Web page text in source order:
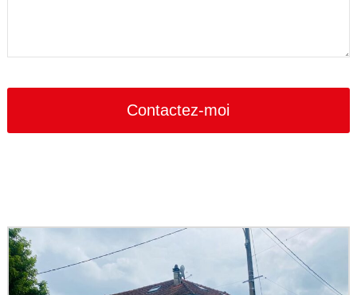
Email *
Contactez-moi